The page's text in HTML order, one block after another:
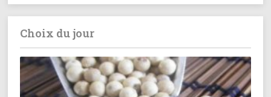
Choix du jour